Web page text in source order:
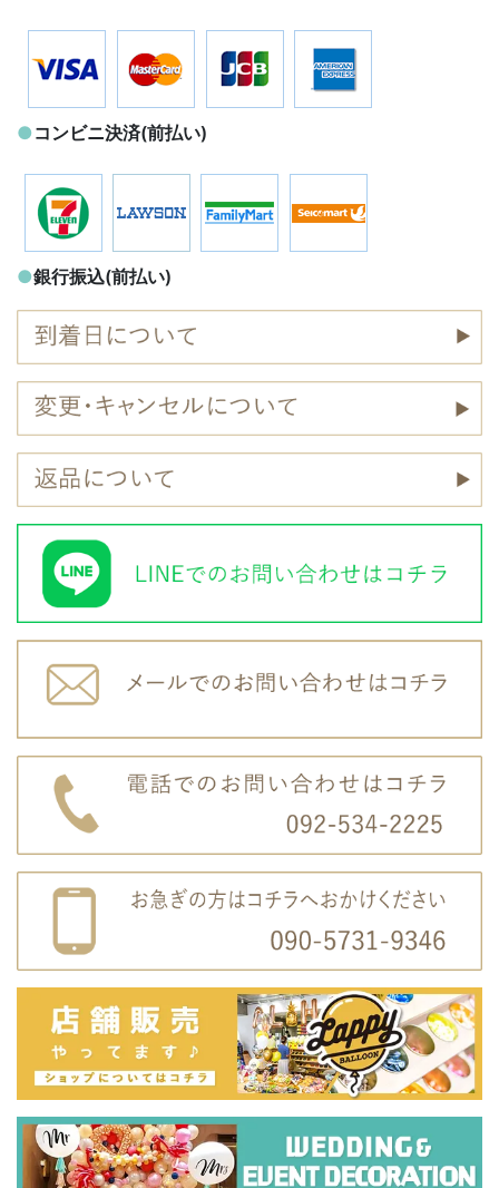
●コンビニ決済(前払い)
●銀行振込(前払い)